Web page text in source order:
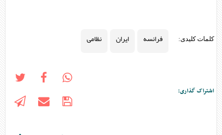
کلمات کلیدی: فرانسه ایران نظامی
اشتراک گذاری: